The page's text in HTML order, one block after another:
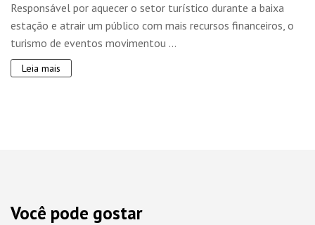
Responsável por aquecer o setor turístico durante a baixa
estação e atrair um público com mais recursos financeiros, o
turismo de eventos movimentou ...
Leia mais
Você pode gostar